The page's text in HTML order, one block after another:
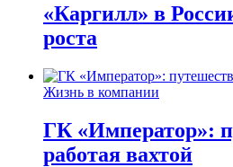
«Каргилл» в
роста
Жизнь в компании
ГК «Император»:
работая вахтой